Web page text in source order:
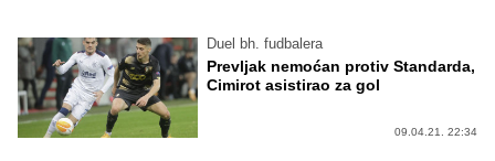
Duel bh. fudbalera
Prevljak nemoćan protiv Standarda,
Cimirot asistirao za gol
09.04.21. 22:34